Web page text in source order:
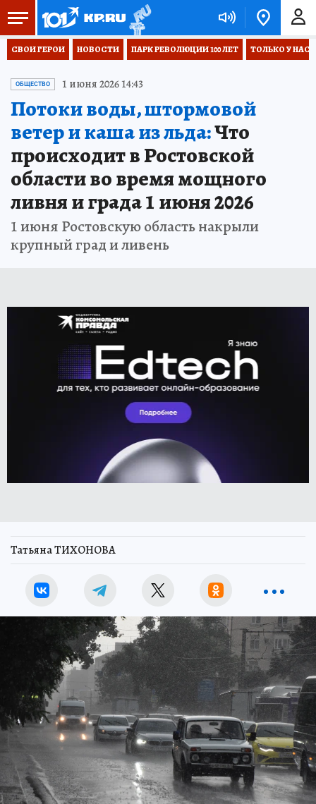
СВОИ ГЕРОИ НОВОСТИ ПАРК РЕВОЛЮЦИИ 100 ЛЕТ ТОЛЬКО У НАС
ОБЩЕСТВО 1 июня 2026 14:43
Потоки воды, штормовой
ветер и каша из льда:Что
происходит в Ростовской
области во время мощного
ливня и града 1 июня 2026
1 июня Ростовскую область накрыли
крупный град и ливень
Татьяна ТИХОНОВА